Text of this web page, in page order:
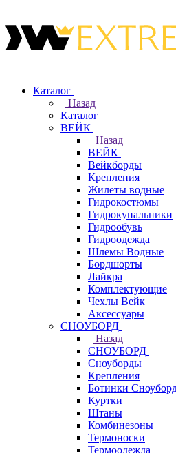
Каталог
Назад
Каталог
ВЕЙК
Назад
ВЕЙК
Вейкборды
Крепления
Жилеты водные
Гидрокостюмы
Гидрокупальники
Гидрообувь
Гидроодежда
Шлемы Водные
Бордшорты
Лайкра
Комплектующие
Чехлы Вейк
Аксессуары
СНОУБОРД
Назад
СНОУБОРД
Сноуборды
Крепления
Ботинки
Куртки
Штаны
Комбинезоны
Термоноски
Термоодежда